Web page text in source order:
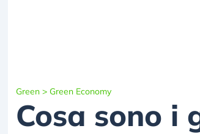
Green > Green Economy
Cosa sono i